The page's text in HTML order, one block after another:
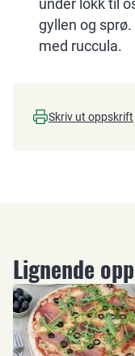
under lokk til
gyllen og
med ruccula.
Skriv ut oppskrift
Lignende